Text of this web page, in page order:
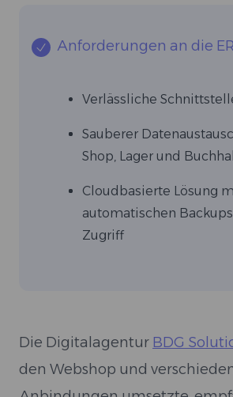
Anforderungen an die
Verlässliche
Sauberer
Shop, Lager und
Cloudbasierte Lösung
automatischen
Zugriff
Die Digitalagentur BDG
den Webshop und